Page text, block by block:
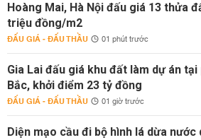
Hoàng Mai, Hà Nội đấu giá 13 thửa
triệu đồng/m2
ĐẤU GIÁ - ĐẤU THẦU 01 phút trước
Gia Lai đấu giá khu đất làm dự án tại
Bắc, khởi điểm 23 tỷ đồng
ĐẤU GIÁ - ĐẤU THẦU 01 giờ trước
Diện mạo cầu đi bộ hình lá dừa nước